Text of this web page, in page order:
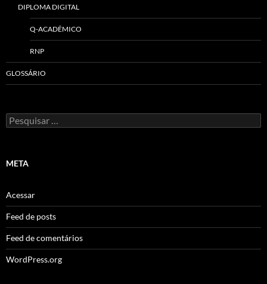
DIPLOMA DIGITAL
Q-ACADÊMICO
RNP
GLOSSÁRIO
Pesquisar
por:
META
Acessar
Feed de posts
Feed de comentários
WordPress.org